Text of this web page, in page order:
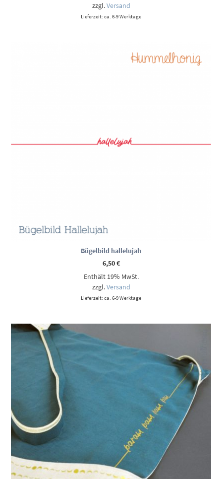
zzgl.Versand
Lieferzeit: ca. 6-9 Werktage
Bügelbild hallelujah
6,50€
Enthält 19% MwSt.
zzgl.Versand
Lieferzeit: ca. 6-9 Werktage